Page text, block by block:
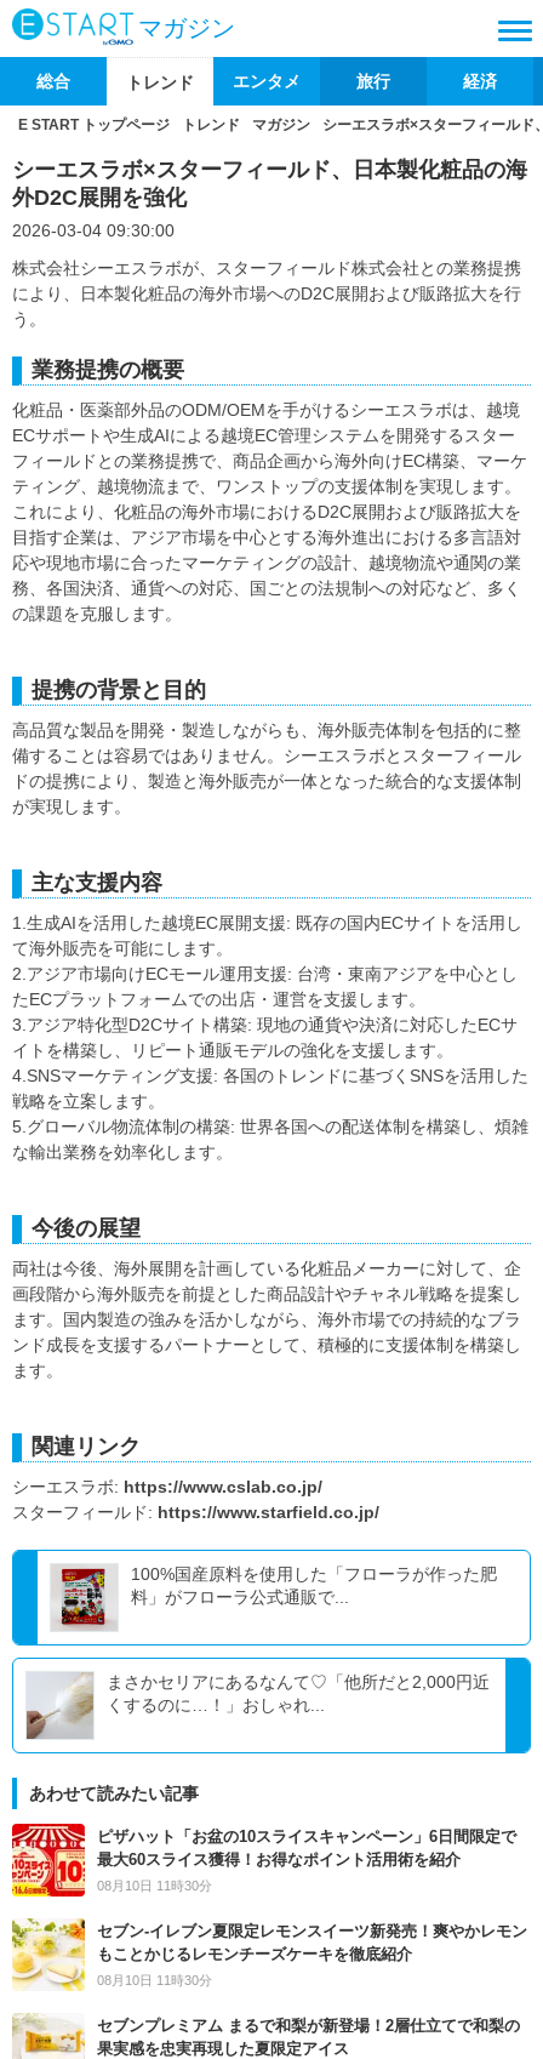
マガジン
総合 トレンド エンタメ 旅行 経済
E START トップページ トレンド マガジン シーエスラボ×スターフィールド
シーエスラボ×スターフィールド、日本製化粧品の海
外D2C展開を強化
2026-03-04 09:30:00
株式会社シーエスラボが、スターフィールド株式会社との業務提携
により、日本製化粧品の海外市場へのD2C展開および販路拡大を行
う。
業務提携の概要
化粧品・医薬部外品のODM/OEMを手がけるシーエスラボは、越境
ECサポートや生成AIによる越境EC管理システムを開発するスター
フィールドとの業務提携で、商品企画から海外向けEC構築、マーケ
ティング、越境物流まで、ワンストップの支援体制を実現します。
これにより、化粧品の海外市場におけるD2C展開および販路拡大を
目指す企業は、アジア市場を中心とする海外進出における多言語対
応や現地市場に合ったマーケティングの設計、越境物流や通関の業
務、各国決済、通貨への対応、国ごとの法規制への対応など、多く
の課題を克服します。
提携の背景と目的
高品質な製品を開発・製造しながらも、海外販売体制を包括的に整
備することは容易ではありません。シーエスラボとスターフィール
ドの提携により、製造と海外販売が一体となった統合的な支援体制
が実現します。
主な支援内容
1.生成AIを活用した越境EC展開支援: 既存の国内ECサイトを活用し
て海外販売を可能にします。
2.アジア市場向けECモール運用支援: 台湾・東南アジアを中心とし
たECプラットフォームでの出店・運営を支援します。
3.アジア特化型D2Cサイト構築: 現地の通貨や決済に対応したECサ
イトを構築し、リピート通販モデルの強化を支援します。
4.SNSマーケティング支援: 各国のトレンドに基づくSNSを活用した
戦略を立案します。
5.グローバル物流体制の構築: 世界各国への配送体制を構築し、煩雑
な輸出業務を効率化します。
今後の展望
両社は今後、海外展開を計画している化粧品メーカーに対して、企
画段階から海外販売を前提とした商品設計やチャネル戦略を提案し
ます。国内製造の強みを活かしながら、海外市場での持続的なブラ
ンド成長を支援するパートナーとして、積極的に支援体制を構築し
ます。
関連リンク
シーエスラボ: https://www.cslab.co.jp/
スターフィールド: https://www.starfield.co.jp/
100%国産原料を使用した「フローラが作った肥
料」がフローラ公式通販で...
まさかセリアにあるなんて♡「他所だと2,000円近
くするのに…！」おしゃれ...
あわせて読みたい記事
ピザハット「お盆の10スライスキャンペーン」6日間限定で
最大60スライス獲得！お得なポイント活用術を紹介
08月10日 11時30分
セブン‐イレブン夏限定レモンスイーツ新発売！爽やかレモン
もことかじるレモンチーズケーキを徹底紹介
08月10日 11時30分
セブンプレミアム まるで和梨が新登場！2層仕立てで和梨の
果実感を忠実再現した夏限定アイス